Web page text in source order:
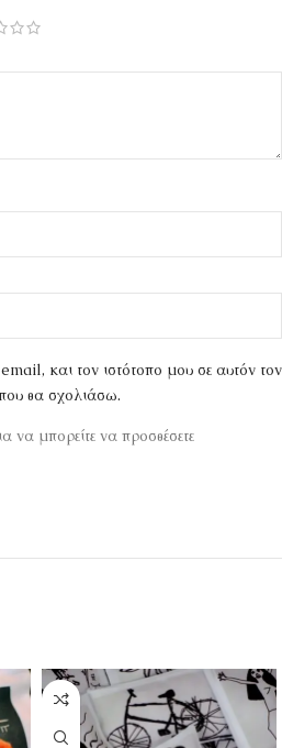
και τον ιστότοπο μου σε αυτόν τον
θα σχολιάσω.
να μπορείτε να προσθέσετε